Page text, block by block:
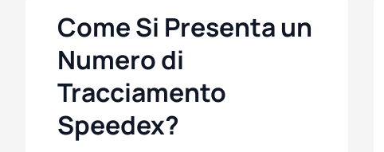
Come Si Presenta un
Numero di
Tracciamento
Speedex?